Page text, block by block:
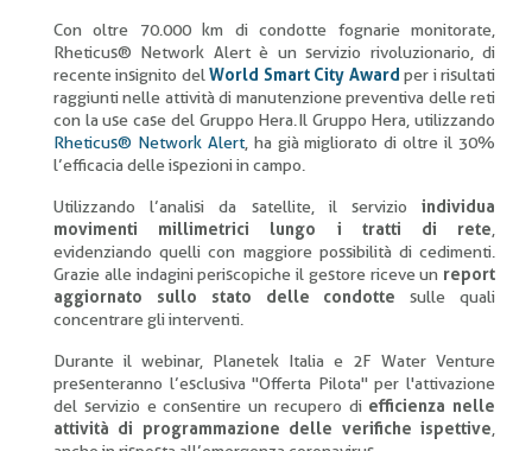
Con oltre 70.000 km di condotte fognarie monitorate,
Rheticus® Network Alert è un servizio rivoluzionario, di
recente insignito delWorld Smart City Award per i risultati
raggiunti nelle attività di manutenzione preventiva delle reti
con la use case del Gruppo Hera. Il Gruppo Hera, utilizzando
Rheticus® Network Alert, ha già migliorato di oltre il 30%
l’efficacia delle ispezioni in campo.
Utilizzando l’analisi da satellite, il servizio individua
movimenti millimetrici lungo i tratti di rete,
evidenziando quelli con maggiore possibilità di cedimenti.
Grazie alle indagini periscopiche il gestore riceve un report
aggiornato sullo stato delle condotte sulle quali
concentrare gli interventi.
Durante il webinar, Planetek Italia e 2F Water Venture
presenteranno l’esclusiva "Offerta Pilota" per l'attivazione
del servizio e consentire un recupero di efficienza nelle
attività di programmazione delle verifiche ispettive,